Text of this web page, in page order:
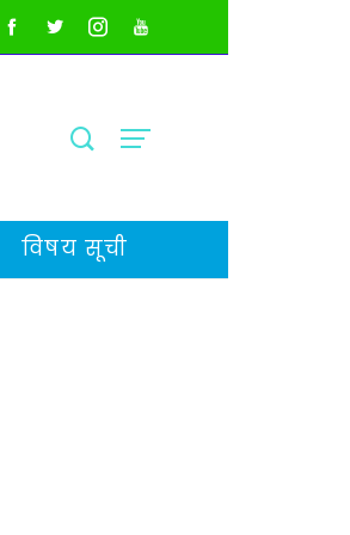
विषय सूची